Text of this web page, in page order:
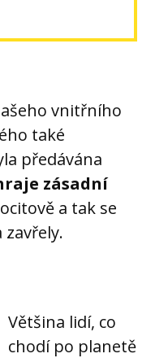
vnitřního
také
předávána
zásadní
a tak se
Většina lidí, co
chodí po planetě